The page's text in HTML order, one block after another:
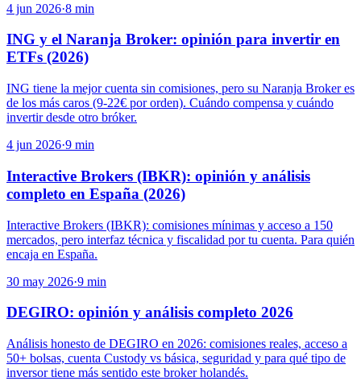
4 jun 2026·8 min
ING y el Naranja Broker: opinión para invertir en
ETFs (2026)
ING tiene la mejor cuenta sin comisiones, pero su Naranja Broker es
de los más caros (9-22€ por orden). Cuándo compensa y cuándo
invertir desde otro bróker.
4 jun 2026·9 min
Interactive Brokers (IBKR): opinión y análisis
completo en España (2026)
Interactive Brokers (IBKR): comisiones mínimas y acceso a 150
mercados, pero interfaz técnica y fiscalidad por tu cuenta. Para quién
encaja en España.
30 may 2026·9 min
DEGIRO: opinión y análisis completo 2026
Análisis honesto de DEGIRO en 2026: comisiones reales, acceso a
50+ bolsas, cuenta Custody vs básica, seguridad y para qué tipo de
inversor tiene más sentido este broker holandés.